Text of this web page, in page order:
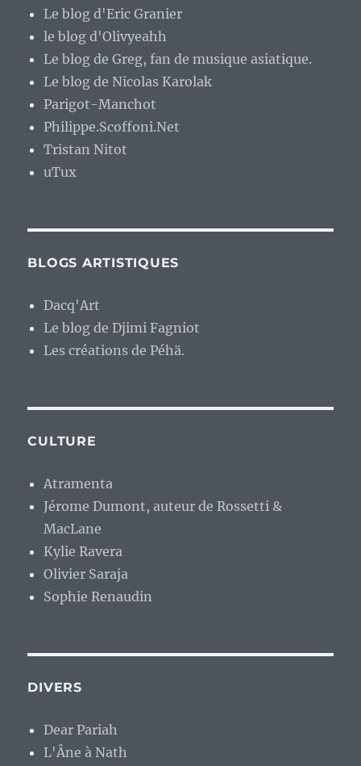
Le blog d'Eric Granier
le blog d'Olivyeahh
Le blog de Greg, fan de musique asiatique.
Le blog de Nicolas Karolak
Parigot-Manchot
Philippe.Scoffoni.Net
Tristan Nitot
uTux
BLOGS ARTISTIQUES
Dacq'Art
Le blog de Djimi Fagniot
Les créations de Péhä.
CULTURE
Atramenta
Jérome Dumont, auteur de Rossetti &
MacLane
Kylie Ravera
Olivier Saraja
Sophie Renaudin
DIVERS
Dear Pariah
L'Âne à Nath